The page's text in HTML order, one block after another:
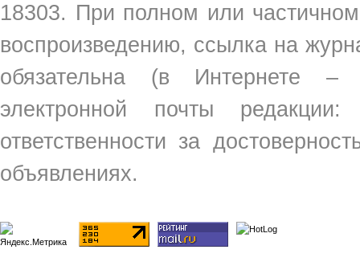
18303. При полном или
воспроизведению, ссылка на
обязательна (в Интернете
электронной почты
ответственности за
объявлениях.